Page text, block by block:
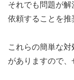
それでも問題が
依頼することを推
これらの簡単な
がありますので、